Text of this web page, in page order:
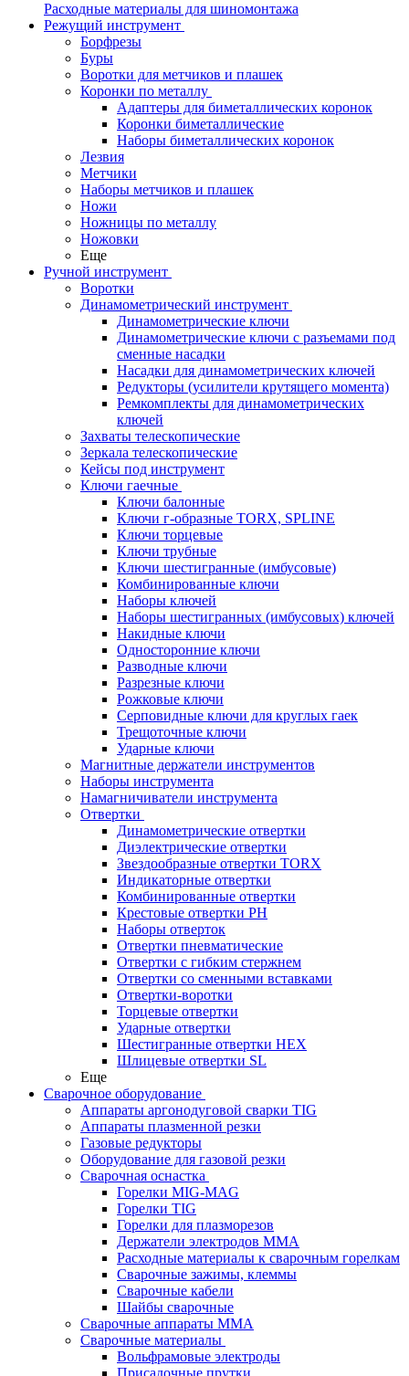
Расходные материалы для шиномонтажа
Режущий инструмент
Борфрезы
Буры
Воротки для метчиков и плашек
Коронки по металлу
Адаптеры для биметаллических коронок
Коронки биметаллические
Наборы биметаллических коронок
Лезвия
Метчики
Наборы метчиков и плашек
Ножи
Ножницы по металлу
Ножовки
Еще
Ручной инструмент
Воротки
Динамометрический инструмент
Динамометрические ключи
Динамометрические ключи с разъемами под
сменные насадки
Насадки для динамометрических ключей
Редукторы (усилители крутящего момента)
Ремкомплекты для динамометрических
ключей
Захваты телескопические
Зеркала телескопические
Кейсы под инструмент
Ключи гаечные
Ключи балонные
Ключи г-образные TORX, SPLINE
Ключи торцевые
Ключи трубные
Ключи шестигранные (имбусовые)
Комбинированные ключи
Наборы ключей
Наборы шестигранных (имбусовых) ключей
Накидные ключи
Односторонние ключи
Разводные ключи
Разрезные ключи
Рожковые ключи
Серповидные ключи для круглых гаек
Трещоточные ключи
Ударные ключи
Магнитные держатели инструментов
Наборы инструмента
Намагничиватели инструмента
Отвертки
Динамометрические отвертки
Диэлектрические отвертки
Звездообразные отвертки TORX
Индикаторные отвертки
Комбинированные отвертки
Крестовые отвертки PH
Наборы отверток
Отвертки пневматические
Отвертки с гибким стержнем
Отвертки со сменными вставками
Отвертки-воротки
Торцевые отвертки
Ударные отвертки
Шестигранные отвертки HEX
Шлицевые отвертки SL
Еще
Сварочное оборудование
Аппараты аргонодуговой сварки TIG
Аппараты плазменной резки
Газовые редукторы
Оборудование для газовой резки
Сварочная оснастка
Горелки MIG-MAG
Горелки TIG
Горелки для плазморезов
Держатели электродов ММА
Расходные материалы к сварочным горелкам
Сварочные зажимы, клеммы
Сварочные кабели
Шайбы сварочные
Сварочные аппараты MMA
Сварочные материалы
Вольфрамовые электроды
Присадочные прутки